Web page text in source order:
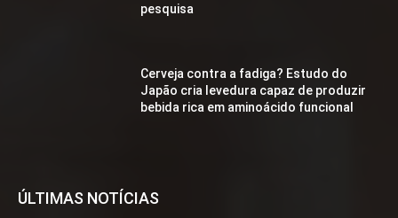
pesquisa
Cerveja contra a fadiga? Estudo do
Japão cria levedura capaz de produzir
bebida rica em aminoácido funcional
ÚLTIMAS NOTÍCIAS